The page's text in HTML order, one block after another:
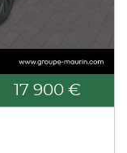
17 900 €